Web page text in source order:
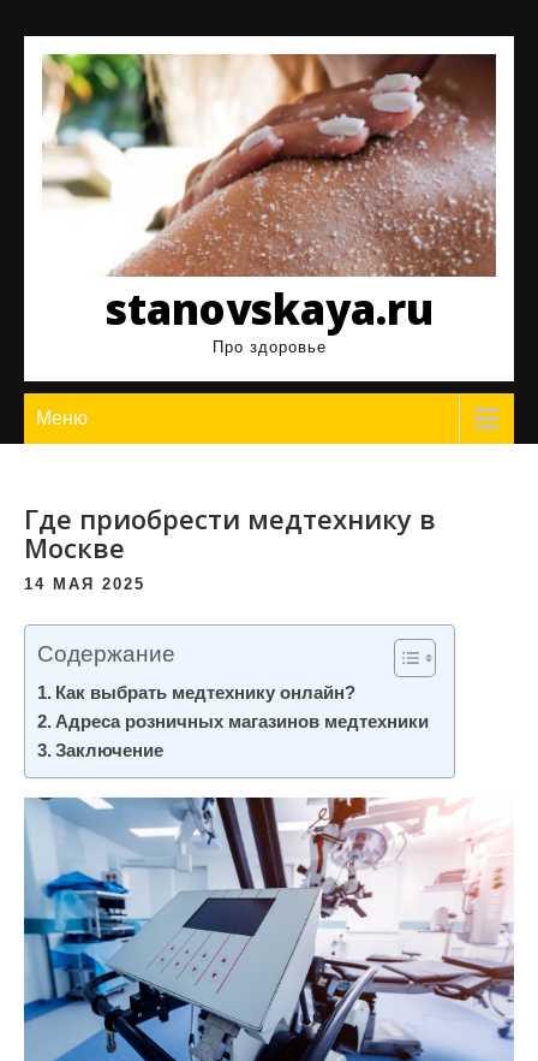
содержимому
stanovskaya.ru
Про здоровье
Меню
Где приобрести медтехнику в
Москве
14 МАЯ 2025
Содержание
Как выбрать медтехнику онлайн?
Адреса розничных магазинов медтехники
Заключение